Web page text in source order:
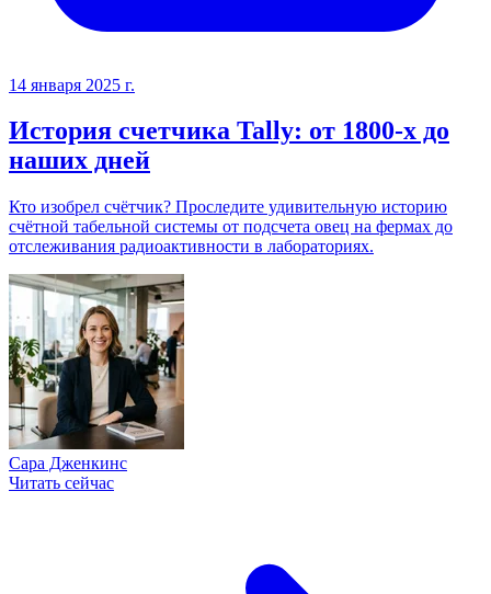
14 января 2025 г.
История счетчика Tally: от 1800-х до
наших дней
Кто изобрел счётчик? Проследите удивительную историю
счётной табельной системы от подсчета овец на фермах до
отслеживания радиоактивности в лабораториях.
Сара Дженкинс
Читать сейчас